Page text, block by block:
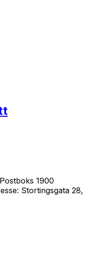
1900
Stortingsgata 28,